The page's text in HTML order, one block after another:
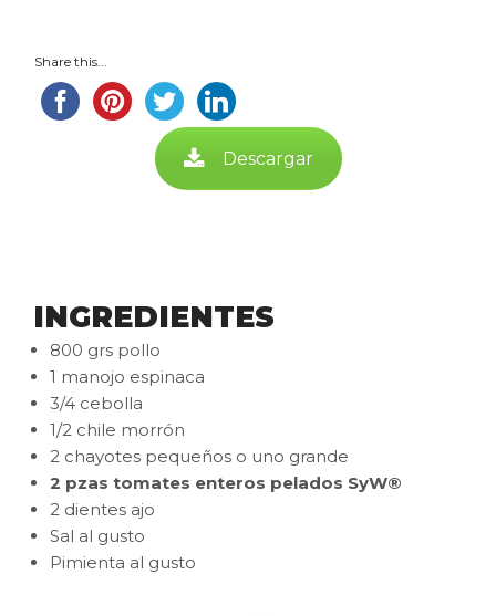
Share this...
Descargar
INGREDIENTES
800 grs pollo
1 manojo espinaca
3/4 cebolla
1/2 chile morrón
2 chayotes pequeños o uno grande
2 pzas tomates enteros pelados SyW®
2 dientes ajo
Sal al gusto
Pimienta al gusto